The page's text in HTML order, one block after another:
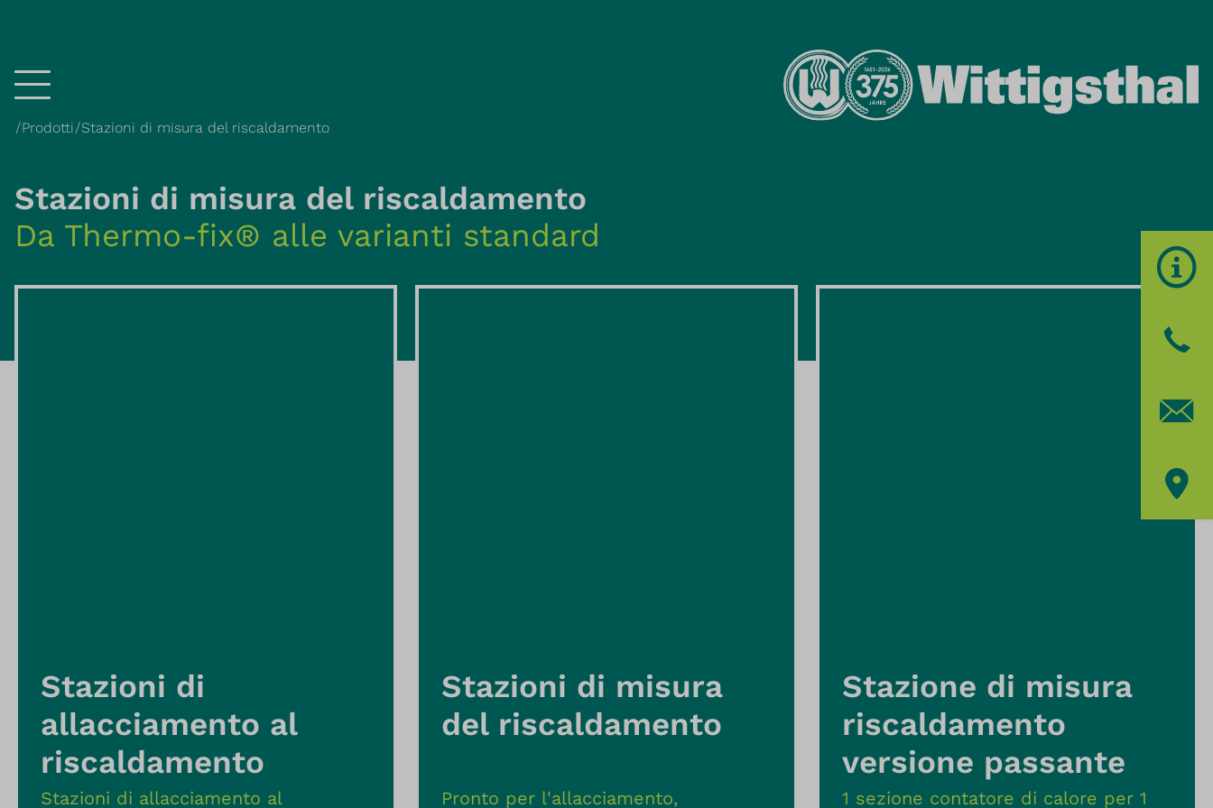
Prodotti Stazioni di misura del riscaldamento
Stazioni di misura del riscaldamento
Da Thermo-fix® alle varianti standard
Stazioni di
allacciamento al
riscaldamento
Stazioni di allacciamento al
Stazioni di misura
del riscaldamento
Pronto per l'allacciamento,
Stazione di misura
riscaldamento
versione passante
1 sezione contatore di calore per 1